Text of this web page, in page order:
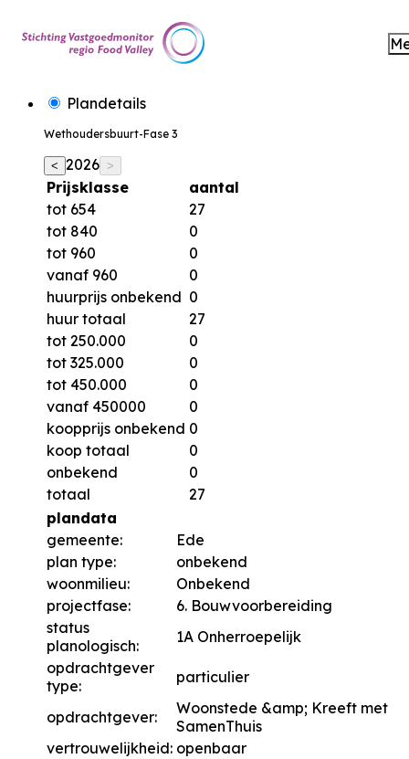
Plandetails
Wethoudersbuurt-Fase 3
< 2026 >
Prijsklasse
aantal
tot 654
27
tot 840
0
tot 960
0
vanaf 960
0
huurprijs onbekend 0
huur totaal
27
tot 250.000
0
tot 325.000
0
tot 450.000
0
vanaf 450000
0
koopprijs onbekend 0
koop totaal
0
onbekend
0
totaal
27
plandata
gemeente:
Ede
plan type:
onbekend
woonmilieu:
Onbekend
projectfase:
6. Bouwvoorbereiding
status
planologisch:
1A Onherroepelijk
opdrachtgever
type:
particulier
opdrachtgever:
Woonstede &amp; Kreeft met
SamenThuis
vertrouwelijkheid: openbaar